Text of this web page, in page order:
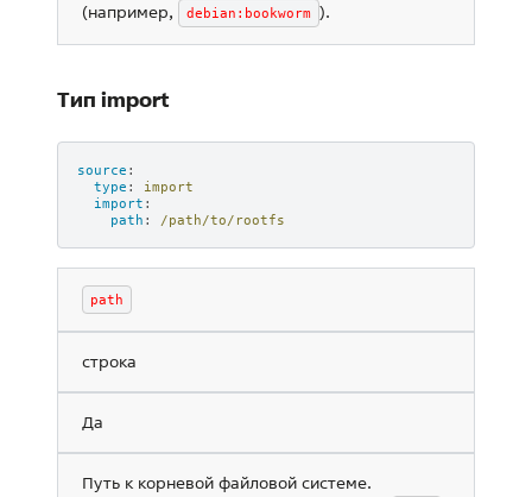
(например,
debian:bookworm ).
Тип import
source :
type :
import
import :
path : /path/to/rootfs
path
строка
Да
Путь к корневой файловой системе.